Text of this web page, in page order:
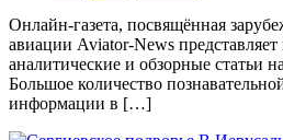
Онлайн-газета, посвящённая
авиации Aviator-News представляет
аналитические и обзорные статьи
Большое количество
информации в […]